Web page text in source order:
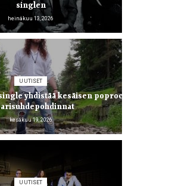
singlen
heinäkuu 13, 2026
UUTISET
yhdistää kesäisen poprockin
kesäkuu 19, 2026
UUTISET